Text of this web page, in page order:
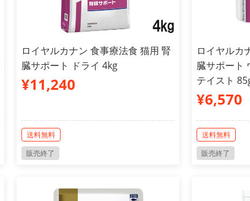
ロイヤルカナン 食事療法食 猫用 腎
臓サポート ドライ 4kg
¥11,240
送料無料
販売終了
ロイヤルカ
臓サポート
テイスト
¥6,570
送料無料
販売終了